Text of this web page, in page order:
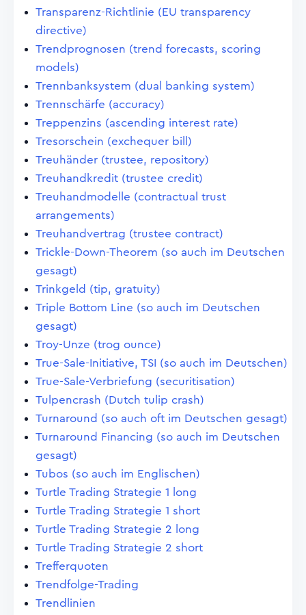
Transparenz-Richtlinie (EU transparency
directive)
Trendprognosen (trend forecasts, scoring
models)
Trennbanksystem (dual banking system)
Trennschärfe (accuracy)
Treppenzins (ascending interest rate)
Tresorschein (exchequer bill)
Treuhänder (trustee, repository)
Treuhandkredit (trustee credit)
Treuhandmodelle (contractual trust
arrangements)
Treuhandvertrag (trustee contract)
Trickle-Down-Theorem (so auch im Deutschen
gesagt)
Trinkgeld (tip, gratuity)
Triple Bottom Line (so auch im Deutschen
gesagt)
Troy-Unze (trog ounce)
True-Sale-Initiative, TSI (so auch im Deutschen)
True-Sale-Verbriefung (securitisation)
Tulpencrash (Dutch tulip crash)
Turnaround (so auch oft im Deutschen gesagt)
Turnaround Financing (so auch im Deutschen
gesagt)
Tubos (so auch im Englischen)
Turtle Trading Strategie 1 long
Turtle Trading Strategie 1 short
Turtle Trading Strategie 2 long
Turtle Trading Strategie 2 short
Trefferquoten
Trendfolge-Trading
Trendlinien